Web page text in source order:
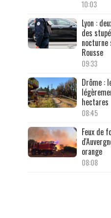
10:03
Lyon :
des
nocturne
Rousse
09:33
Drôme :
hectares
08:45
Feux de
orange
08:08